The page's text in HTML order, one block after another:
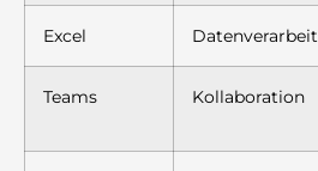
Excel
Teams Kollaboration